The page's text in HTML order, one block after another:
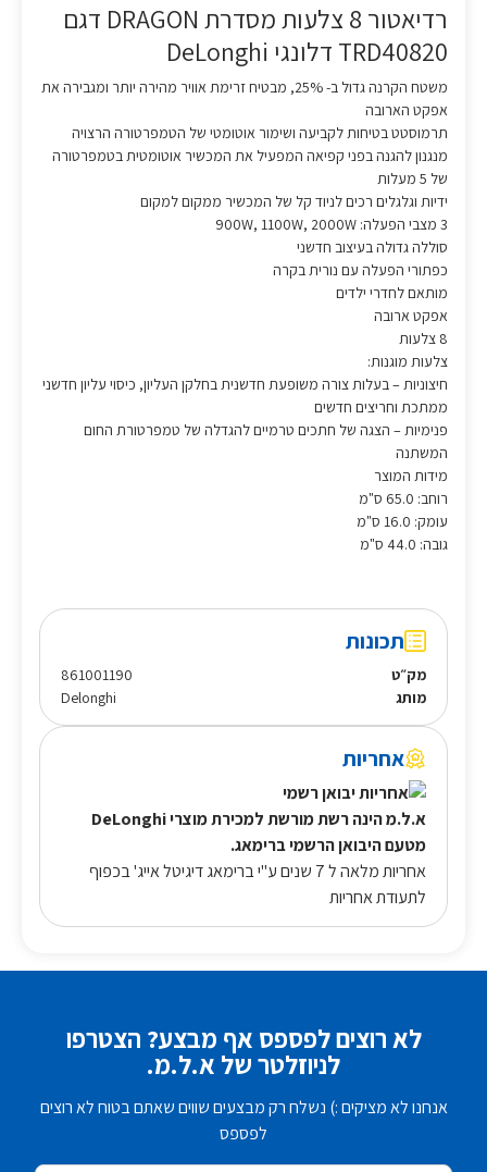
רדיאטור 8 צלעות מסדרת DRAGON דגם
TRD40820 דלונגי DeLonghi
משטח הקרנה גדול ב- 25%, מבטיח זרימת אוויר מהירה יותר ומגבירה את
אפקט הארובה
תרמוסטט בטיחות לקביעה ושימור אוטומטי של הטמפרטורה הרצויה
מנגנון להגנה בפני קפיאה המפעיל את המכשיר אוטומטית בטמפרטורה
של 5 מעלות
ידיות וגלגלים רכים לניוד קל של המכשיר ממקום למקום
3 מצבי הפעלה: 900W, 1100W, 2000W
סוללה גדולה בעיצוב חדשני
כפתורי הפעלה עם נורית בקרה
מותאם לחדרי ילדים
אפקט ארובה
8 צלעות
צלעות מוגנות:
חיצוניות – בעלות צורה משופעת חדשנית בחלקן העליון, כיסוי עליון חדשני
ממתכת וחריצים חדשים
פנימיות – הצגה של חתכים טרמיים להגדלה של טמפרטורת החום
המשתנה
מידות המוצר
רוחב: 65.0 ס"מ
עומק: 16.0 ס"מ
גובה: 44.0 ס"מ
תכונות
מק״ט
861001190
מותג
Delonghi
אחריות
א.ל.מ הינה רשת מורשת למכירת מוצרי DeLonghi
מטעם היבואן הרשמי ברימאג.
אחריות מלאה ל 7 שנים ע"י ברימאג דיגיטל אייג' בכפוף
לתעודת אחריות
לא רוצים לפספס אף מבצע? הצטרפו
לניוזלטר של א.ל.מ.
אנחנו לא מציקים :) נשלח רק מבצעים שווים שאתם בטוח לא רוצים
לפספס